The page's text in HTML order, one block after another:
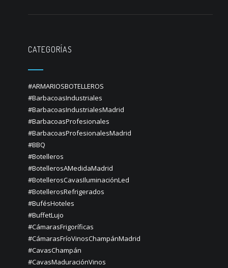
CATEGORÍAS
#ARMARIOSBOTELLEROS
#BarbacoasIndustriales
#BarbacoasIndustrialesMadrid
#BarbacoasProfesionales
#BarbacoasProfesionalesMadrid
#BBQ
#Botelleros
#BotellerosAMedidaMadrid
#BotellerosCavasIluminaciónLed
#BotellerosRefrigerados
#BufésHoteles
#BuffetLujo
#CámarasFrigoríficas
#CámarasFríoVinosChampánMadrid
#CavasChampán
#CavasMaduraciónVinos